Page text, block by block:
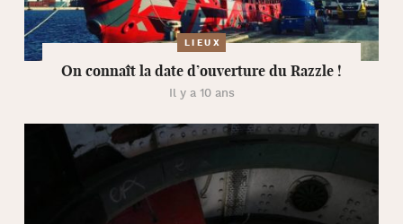
LIEUX
On connaît la date d’ouverture du Razzle !
Il y a 10 ans